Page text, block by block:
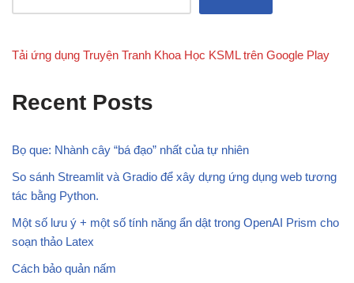
Tải ứng dụng Truyện Tranh Khoa Học KSML trên Google Play
Recent Posts
Bọ que: Nhành cây “bá đạo” nhất của tự nhiên
So sánh Streamlit và Gradio để xây dựng ứng dụng web tương
tác bằng Python.
Một số lưu ý + một số tính năng ẩn dật trong OpenAI Prism cho
soạn thảo Latex
Cách bảo quản nấm